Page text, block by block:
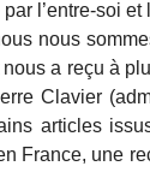
l’entre-soi
nous
a reçu à
Clavier
articles
France, une